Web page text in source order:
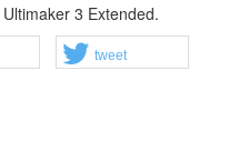
3 Extended.
tweet